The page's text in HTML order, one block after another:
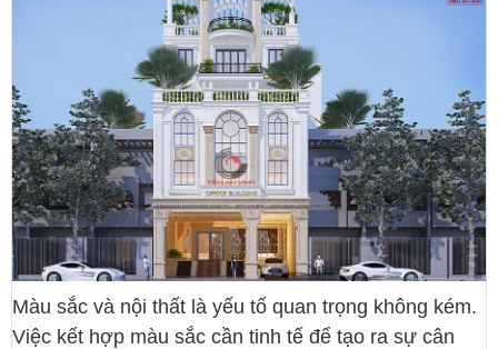
Màu sắc và nội thất là yếu tố quan trọng không kém.
Việc kết hợp màu sắc cần tinh tế để tạo ra sự cân